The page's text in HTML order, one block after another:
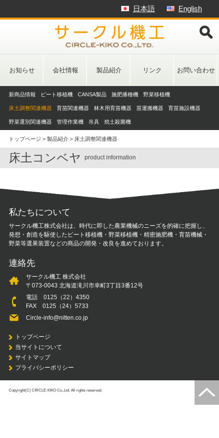
Skip
to
content
English
日本語
お知らせ 会社情報 製品紹介 リンク お問い合わせ
新商品情報 ビート移植機 CANSA製品 施肥播種機 野菜移植機
床土調整関連機器 育苗関連機器 林木用育苗機器 苗運搬機器 育苗施設機器
野菜選別関連機器 管理作業機 吊具 焼土殺菌機
トップページ > 製品紹介> 床土調整関連機器
床土コンベヤ product information
私たちについて
サークル機工株式会社は、時代に即した農業機械のニーズを的確に把握し、
発想・創造を駆使したビート移植機・野菜移植機・精密施肥機・育苗機械・
野菜等選果装置などの商品の開発・改良を進めております。
連絡先
サークル機工 株式会社
〒073-0043 北海道滝川市幸町3丁目3番12号
電話 0125（22）4350
FAX 0125（24）5733
Circle-info@nitten.co.jp
トップページ
当サイトについて
サイトマップ
プライバシーポリシー
Copyright(C) CIRCLE-KIKO Co.,Ltd. All rights reserved.